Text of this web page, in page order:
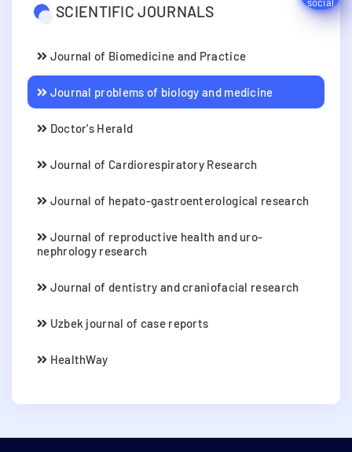
SCIENTIFIC JOURNALS
Journal of Biomedicine and Practice
Journal problems of biology and medicine
Doctor's Herald
Journal of Cardiorespiratory Research
Journal of hepato-gastroenterological research
Journal of reproductive health and uro-
nephrology research
Journal of dentistry and craniofacial research
Uzbek journal of case reports
HealthWay